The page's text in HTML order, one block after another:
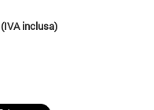
(IVA inclusa)